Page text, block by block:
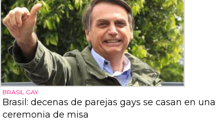
BRASIL GAY
Brasil: decenas de parejas gays se casan en una
ceremonia de misa